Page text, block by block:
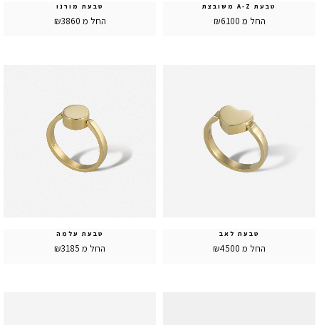
טבעת A-Z משובצת
החל מ ₪6100
טבעת מורנו
החל מ ₪3860
טבעת לאב
החל מ ₪4500
טבעת עלמה
החל מ ₪3185